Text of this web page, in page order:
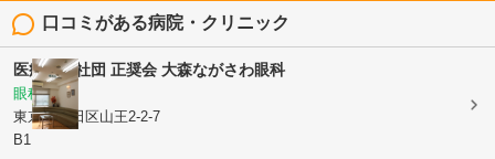
口コミがある病院・クリニック
医療法人社団 正奨会 大森ながさわ眼科
眼科
東京都大田区山王2-2-7
B1